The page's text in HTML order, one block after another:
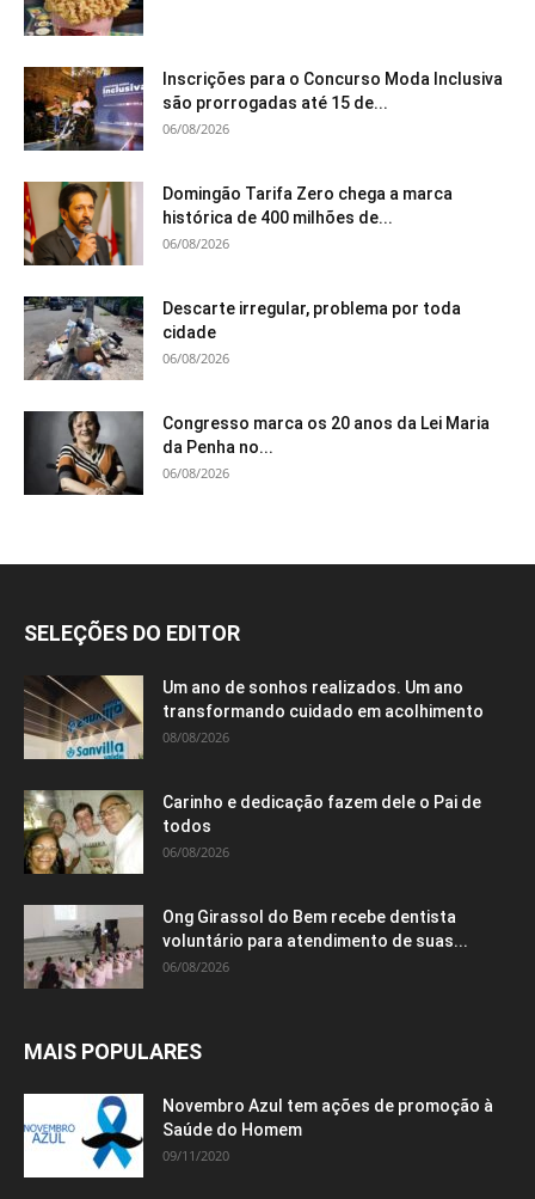
Inscrições para o Concurso Moda Inclusiva
são prorrogadas até 15 de...
06/08/2026
Domingão Tarifa Zero chega a marca
histórica de 400 milhões de...
06/08/2026
Descarte irregular, problema por toda
cidade
06/08/2026
Congresso marca os 20 anos da Lei Maria
da Penha no...
06/08/2026
SELEÇÕES DO EDITOR
Um ano de sonhos realizados. Um ano
transformando cuidado em acolhimento
08/08/2026
Carinho e dedicação fazem dele o Pai de
todos
06/08/2026
Ong Girassol do Bem recebe dentista
voluntário para atendimento de suas...
06/08/2026
MAIS POPULARES
Novembro Azul tem ações de promoção à
Saúde do Homem
09/11/2020